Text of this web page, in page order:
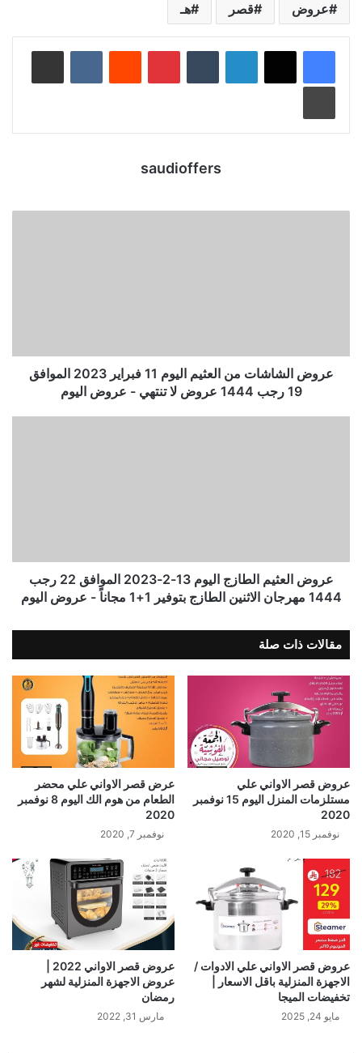
عروض قصر هـ
لينكدإن بينتيريست
saudioffers
عروض الشاشات من العثيم اليوم 11 فبراير 2023 الموافق
19 رجب 1444 عروض لا تنتهي - عروض اليوم
عروض العثيم الطازج اليوم 13-2-2023 الموافق 22 رجب
1444 مهرجان الاثنين الطازج بتوفير 1+1 مجاناً - عروض اليوم
مقالات ذات صلة
عروض قصر الاواني علي
مستلزمات المنزل اليوم 15 نوفمبر
2020
نوفمبر 15, 2020
عرض قصر الاواني علي محضر
الطعام من هوم الك اليوم 8 نوفمبر
2020
نوفمبر 7, 2020
عروض قصر الاواني علي الادوات /
الاجهزة المنزلية باقل الاسعار |
تخفيضات الميجا
مايو 24, 2025
عروض الاجهزة المنزلية لشهر
رمضان
مارس 31, 2022